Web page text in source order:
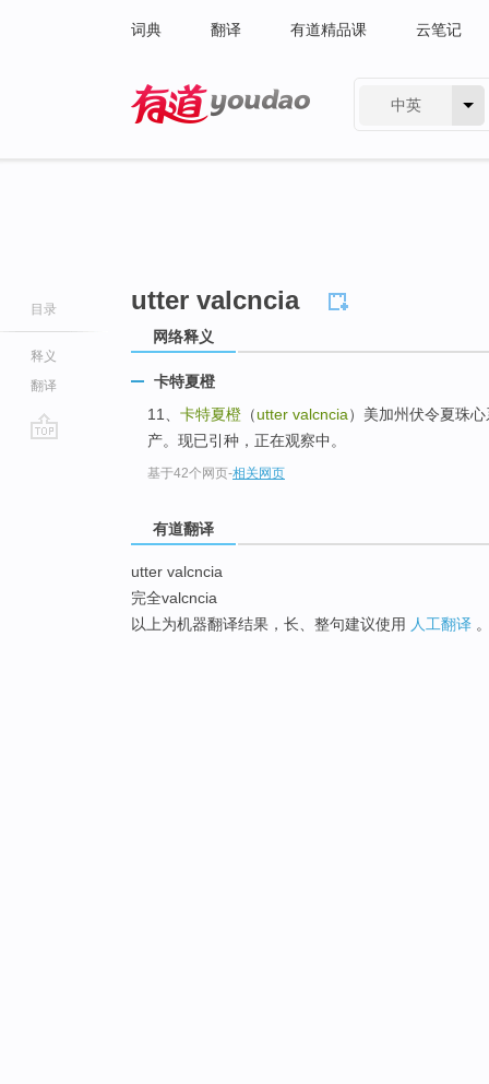
词典 翻译 有道精品课 云笔记
中英
目录
释义
翻译
utter valcncia
网络释义
卡特夏橙
11、 卡特夏橙 （utter valcncia）美加州伏令夏珠
产。现已引种，正在观察中。
基于42个网页-相关网页
有道翻译
utter valcncia
完全valcncia
以上为机器翻译结果，长、整句建议使用 人工翻译